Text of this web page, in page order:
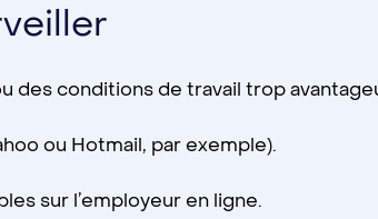
des conditions de travail trop
ou Hotmail, par exemple).
sur l’employeur en ligne.